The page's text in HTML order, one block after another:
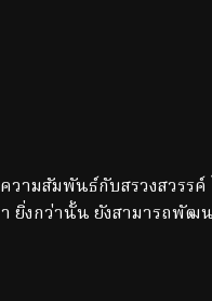
มสัมพันธ์กับสรวงสวรรค์
ยิ่งกว่านั้น ยังสามารถพัฒ